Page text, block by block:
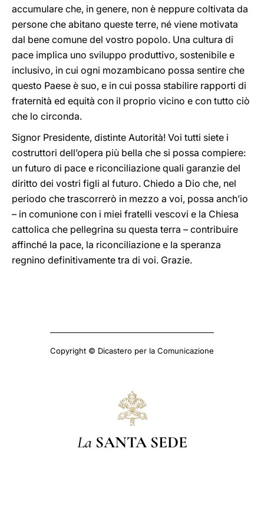
accumulare che, in genere, non è neppure coltivata da
persone che abitano queste terre, né viene motivata
dal bene comune del vostro popolo. Una cultura di
pace implica uno sviluppo produttivo, sostenibile e
inclusivo, in cui ogni mozambicano possa sentire che
questo Paese è suo, e in cui possa stabilire rapporti di
fraternità ed equità con il proprio vicino e con tutto ciò
che lo circonda.
Signor Presidente, distinte Autorità! Voi tutti siete i
costruttori dell’opera più bella che si possa compiere:
un futuro di pace e riconciliazione quali garanzie del
diritto dei vostri figli al futuro. Chiedo a Dio che, nel
periodo che trascorrerò in mezzo a voi, possa anch’io
– in comunione con i miei fratelli vescovi e la Chiesa
cattolica che pellegrina su questa terra – contribuire
affinché la pace, la riconciliazione e la speranza
regnino definitivamente tra di voi. Grazie.
Copyright © Dicastero per la Comunicazione
La SANTA SEDE